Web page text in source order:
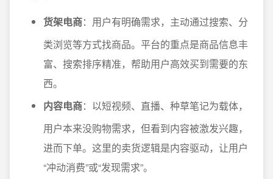
货架电商：用户有明确需求，主动通过搜索、分
类浏览等方式找商品。平台的重点是商品信息丰
富、搜索排序精准，帮助用户高效买到需要的东
西。
内容电商：以短视频、直播、种草笔记为载体，
用户本来没购物需求，但看到内容被激发兴趣，
进而下单。这里的卖货逻辑是内容驱动，让用户
“冲动消费”或“发现需求”。